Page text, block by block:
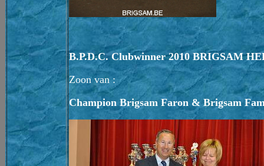
B.P.D.C. Clubwinner 2010 BRIGSAM
Zoon van :
Champion Brigsam Faron & Brigsam